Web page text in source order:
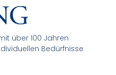
über 100 Jahren
Bedürfnisse